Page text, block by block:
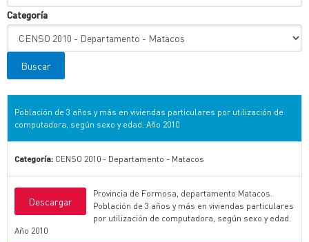
Categoría
Población de 3 años y más en viviendas particulares por utilización de
computadora, según sexo y edad. Año 2010
Categoría: CENSO 2010 - Departamento - Matacos
Descargar
Provincia de Formosa, departamento Matacos.
Población de 3 años y más en viviendas particulares
por utilización de computadora, según sexo y edad.
Año 2010